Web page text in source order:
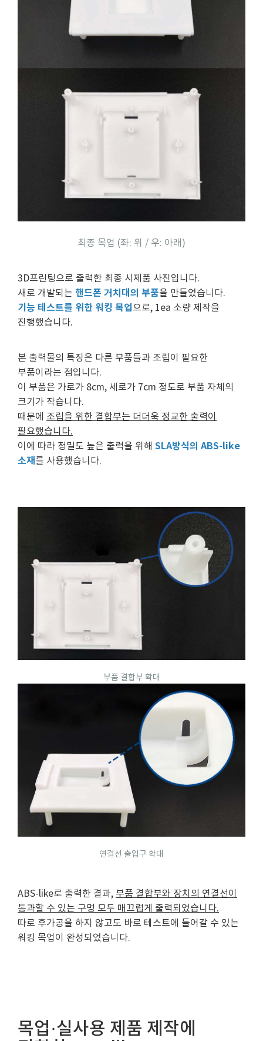
최종 목업 (좌: 위 / 우: 아래)
3D프린팅으로 출력한 최종 시제품 사진입니다.
새로 개발되는 핸드폰 거치대의 부품을 만들었습니다.
기능 테스트를 위한 워킹 목업 으로, 1ea 소량 제작을
진행했습니다.
본 출력물의 특징은 다른 부품들과 조립이 필요한
부품이라는 점입니다.
이 부품은 가로가 8cm, 세로가 7cm 정도로 부품 자체의
크기가 작습니다.
때문에 조립을 위한 결합부는 더더욱 정교한 출력이
필요했습니다.
이에 따라 정밀도 높은 출력을 위해 SLA방식의 ABS-like
소재 를 사용했습니다.
부품 결합부 확대
연결선 출입구 확대
ABS-like로 출력한 결과, 부품 결합부와 장치의 연결선이
통과할 수 있는 구멍 모두 매끄럽게 출력되었습니다.
따로 후가공을 하지 않고도 바로 테스트에 들어갈 수 있는
워킹 목업이 완성되었습니다.
목업·실사용 제품 제작에